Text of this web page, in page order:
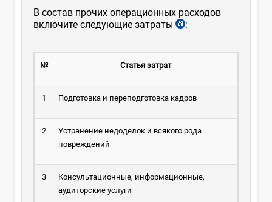
В состав прочих операционных расходов
включите следующие затраты
:
№ Статья затрат
1 Подготовка и переподготовка кадров
2
Устранение недоделок и всякого рода
повреждений
3
Консультационные, информационные,
аудиторские услуги